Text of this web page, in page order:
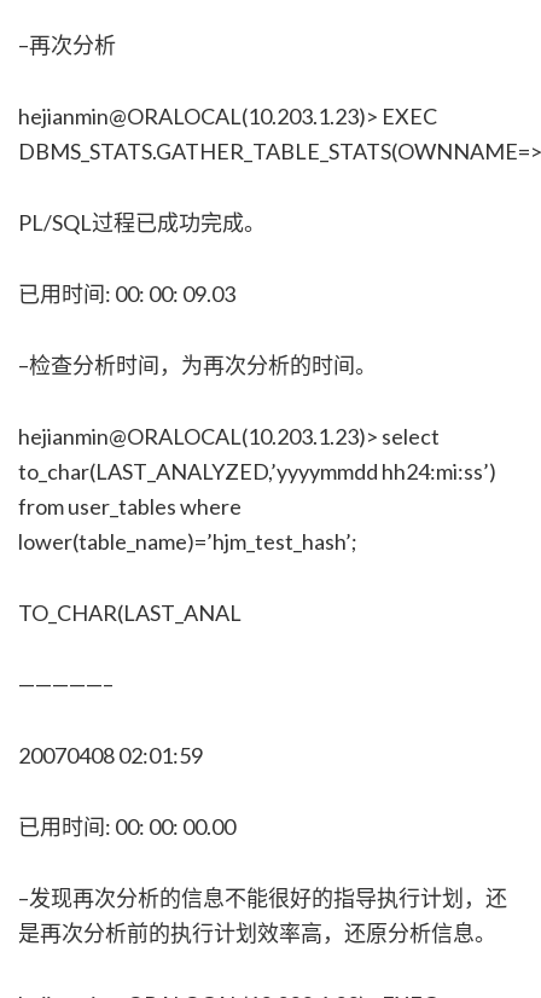
–再次分析
hejianmin@ORALOCAL(10.203.1.23)> EXEC
PL/SQL过程已成功完成。
已用时间: 00: 00: 09.03
–检查分析时间，为再次分析的时间。
hejianmin@ORALOCAL(10.203.1.23)> select
to_char(LAST_ANALYZED,’yyyymmdd hh24:mi:ss’)
from user_tables where
lower(table_name)=’hjm_test_hash’;
TO_CHAR(LAST_ANAL
—————–
20070408 02:01:59
已用时间: 00: 00: 00.00
–发现再次分析的信息不能很好的指导执行计划，还
是再次分析前的执行计划效率高，还原分析信息。